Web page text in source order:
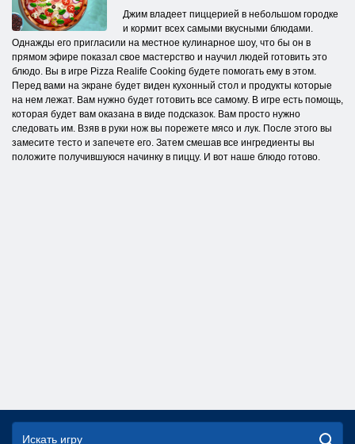
Джим владеет пиццерией в небольшом городке
и кормит всех самыми вкусными блюдами.
Однажды его пригласили на местное кулинарное шоу, что бы он в
прямом эфире показал свое мастерство и научил людей готовить это
блюдо. Вы в игре Pizza Realife Cooking будете помогать ему в этом.
Перед вами на экране будет виден кухонный стол и продукты которые
на нем лежат. Вам нужно будет готовить все самому. В игре есть помощь,
которая будет вам оказана в виде подсказок. Вам просто нужно
следовать им. Взяв в руки нож вы порежете мясо и лук. После этого вы
замесите тесто и запечете его. Затем смешав все ингредиенты вы
положите получившуюся начинку в пиццу. И вот наше блюдо готово.